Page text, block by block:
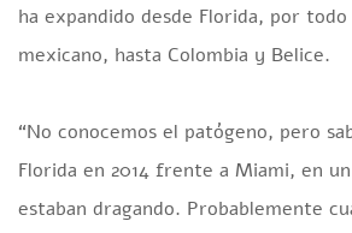
ha expandido desde Florida, por
mexicano, hasta Colombia y Belice.
“No conocemos el patógeno, pero
Florida en 2014 frente a Miami, en
estaban dragando. Probablemente